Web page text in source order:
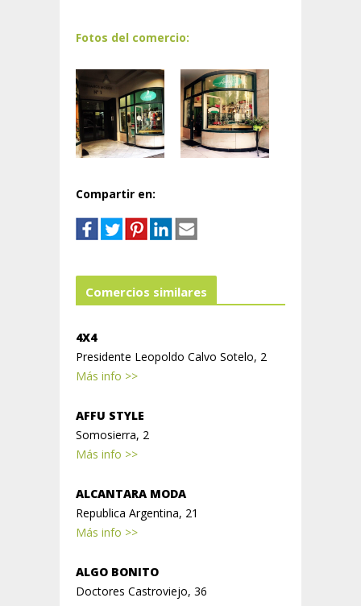
Fotos del comercio:
Compartir en:
Comercios similares
4X4
Presidente Leopoldo Calvo Sotelo, 2
Más info >>
AFFU STYLE
Somosierra, 2
Más info >>
ALCANTARA MODA
Republica Argentina, 21
Más info >>
ALGO BONITO
Doctores Castroviejo, 36